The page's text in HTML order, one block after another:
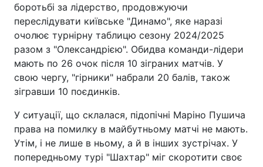
боротьбі за лідерство, продовжуючи
переслідувати київське "Динамо", яке наразі
очолює турнірну таблицю сезону 2024/2025
разом з "Олександрією". Обидва команди-лідери
мають по 26 очок після 10 зіграних матчів. У
свою чергу, "гірники" набрали 20 балів, також
зігравши 10 поєдинків.
У ситуації, що склалася, підопічні Маріно Пушича
права на помилку в майбутньому матчі не мають.
Утім, і не лише в ньому, а й в інших зустрічах. У
попередньому турі "Шахтар" міг скоротити своє